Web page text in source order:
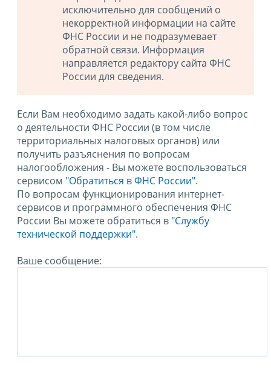
исключительно для сообщений о
некорректной информации на сайте
ФНС России и не подразумевает
обратной связи. Информация
направляется редактору сайта ФНС
России для сведения.
Если Вам необходимо задать какой-либо вопрос
о деятельности ФНС России (в том числе
территориальных налоговых органов) или
получить разъяснения по вопросам
налогообложения - Вы можете воспользоваться
сервисом "Обратиться в ФНС России".
По вопросам функционирования интернет-
сервисов и программного обеспечения ФНС
России Вы можете обратиться в "Службу
технической поддержки".
Ваше сообщение: